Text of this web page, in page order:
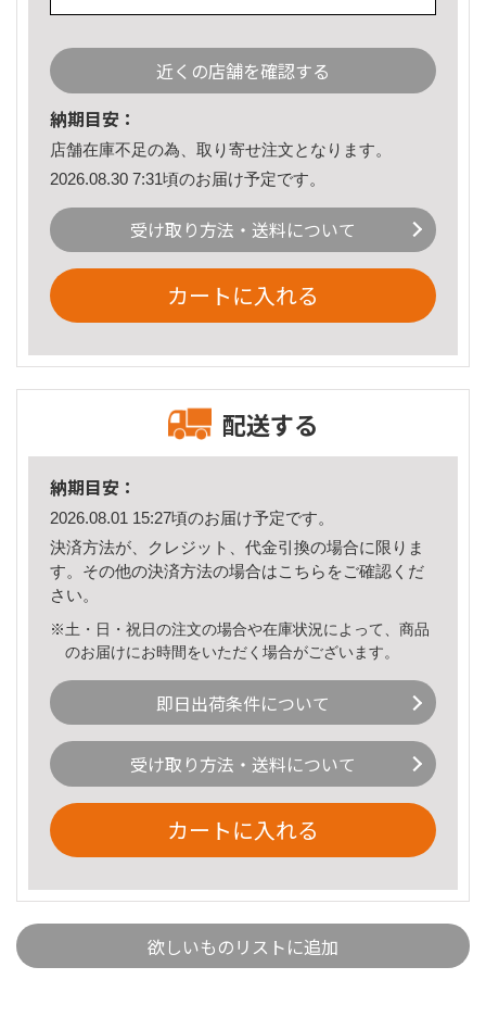
近くの店舗を確認する
納期目安：
店舗在庫不足の為、取り寄せ注文となります。
2026.08.30 7:31頃のお届け予定です。
受け取り方法・送料について
カートに入れる
配送する
納期目安：
2026.08.01 15:27頃のお届け予定です。
決済方法が、クレジット、代金引換の場合に限りま
す。その他の決済方法の場合はこちら をご確認くだ
さい。
※土・日・祝日の注文の場合や在庫状況によって、商品
のお届けにお時間をいただく場合がございます。
即日出荷条件について
受け取り方法・送料について
カートに入れる
欲しいものリストに追加